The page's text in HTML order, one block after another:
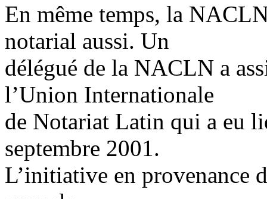
En même temps, la
notarial aussi. Un
délégué de la NACLN a
l’Union Internationale
de Notariat Latin qui a eu
septembre 2001.
L’initiative en provenance